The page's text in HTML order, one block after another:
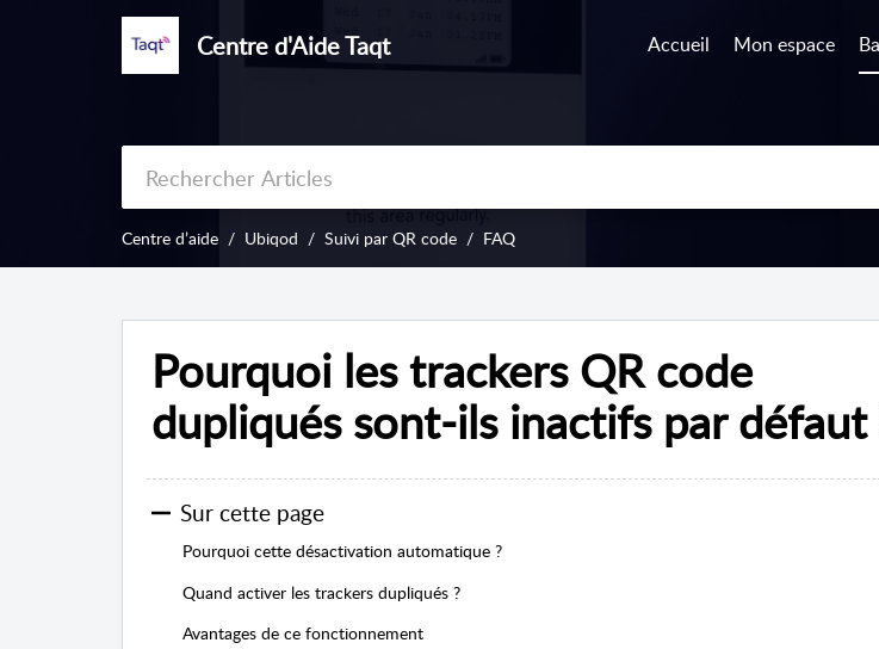
Centre d'Aide Taqt Accueil Mon espace
Centre d’aide Ubiqod Suivi par QR code FAQ
Pourquoi les trackers QR code
dupliqués sont-ils inactifs par défaut
Sur cette page
Pourquoi cette désactivation automatique ?
Quand activer les trackers dupliqués ?
Avantages de ce fonctionnement